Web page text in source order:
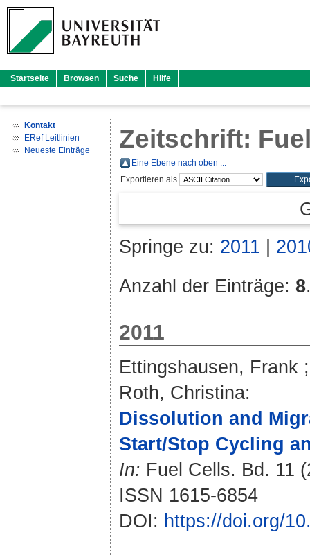
Startseite Browsen Suche Hilfe
Kontakt
ERef Leitlinien
Neueste Einträge
Zeitschrift:
Eine Ebene nach oben ...
Exportieren als
Springe zu: 2011 |
Anzahl der Einträge: 8
2011
Ettingshausen, Frank
Roth, Christina:
Dissolution and
Start/Stop Cycling
In: Fuel Cells. Bd. 11
ISSN 1615-6854
DOI: https://doi.org/